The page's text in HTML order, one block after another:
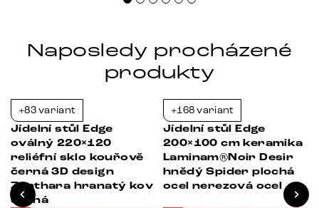
Naposledy procházené
produkty
+83 variant
Jídelní stůl Edge
oválný 220×120
reliéfní sklo kouřově
černá 3D design
Zenthara hranatý kov
černá
+168 variant
Jídelní stůl Edge
200×100 cm keramika
Laminam®Noir Desir
hnědý Spider plochá
ocel nerezová ocel